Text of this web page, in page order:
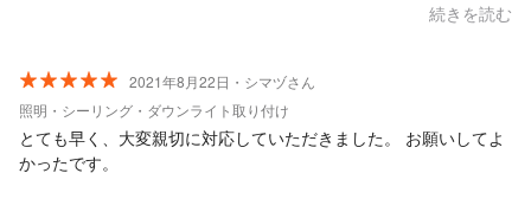
続きを読む
2021年8月22日・シマヅさん
照明・シーリング・ダウンライト取り付け
とても早く、大変親切に対応していただきました。 お願いしてよ
かったです。